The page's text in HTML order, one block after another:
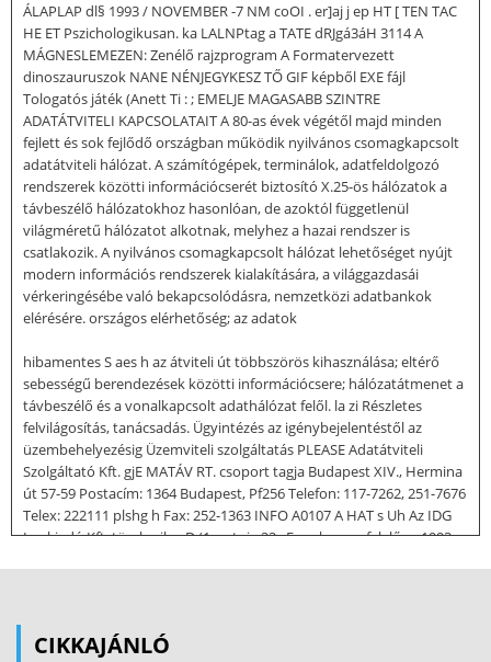
ÁLAPLAP dl§ 1993 / NOVEMBER -7 NM coOI . er]aj j ep HT [ TEN TAC
HE ET Pszichologikusan. ka LALNPtag a TATE dRJgá3áH 3114 A
MÁGNESLEMEZEN: Zenélő rajzprogram A Formatervezett
dinoszauruszok NANE NÉNJEGYKESZ TŐ GIF képből EXE fájl
Tologatós játék (Anett Ti : ; EMELJE MAGASABB SZINTRE
ADATÁTVITELI KAPCSOLATAIT A 80-as évek végétől majd minden
fejlett és sok fejlődő országban működik nyilvános csomagkapcsolt
adatátviteli hálózat. A számítógépek, terminálok, adatfeldolgozó
rendszerek közötti információcserét biztosító X.25-ös hálózatok a
távbeszélő hálózatokhoz hasonlóan, de azoktól függetlenül
világméretű hálózatot alkotnak, melyhez a hazai rendszer is
csatlakozik. A nyilvános csomagkapcsolt hálózat lehetőséget nyújt
modern információs rendszerek kialakítására, a világgazdasái
vérkeringésébe való bekapcsolódásra, nemzetközi adatbankok
elérésére. országos elérhetőség; az adatok
hibamentes S aes h az átviteli út többszörös kihasználása; eltérő
sebességű berendezések közötti információcsere; hálózatátmenet a
távbeszélő és a vonalkapcsolt adathálózat felől. la zi Részletes
felvilágosítás, tanácsadás. Ügyintézés az igénybejelentéstől az
üzembehelyezésig Üzemviteli szolgáltatás PLEASE Adatátviteli
Szolgáltató Kft. gjE MATÁV RT. csoport tagja Budapest XIV., Hermina
út 57-59 Postacím: 1364 Budapest, Pf256 Telefon: 117-7262, 251-7676
Telex: 222111 plshg h Fax: 252-1363 INFO A0107 A HAT s Uh Az IDG
Lapkiadó Kft. törekszik a D (1ezetoja 23 . Ennek meg- felelően 1993
hetilap AMIGAWORLD amerikai havilap 19670 INFO A A1132 11.
CIKKAJÁNLÓ